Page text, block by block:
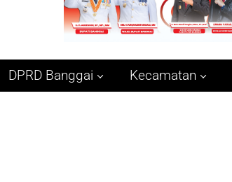
DPRD Banggai Kecamatan